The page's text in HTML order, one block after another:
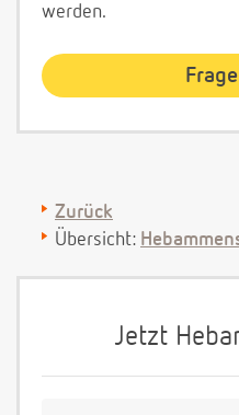
werden.
Zurück
Übersicht:
Jetzt